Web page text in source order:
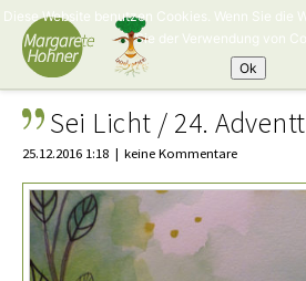
Sei Licht / 24.
25.12.2016 1:18 keine Kommentare
Diese Website benutzen Cookies. Wenn Sie die
Sie der Verwendung von
Ok